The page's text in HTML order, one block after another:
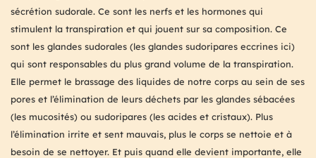
sécrétion sudorale. Ce sont les nerfs et les hormones qui
stimulent la transpiration et qui jouent sur sa composition. Ce
sont les glandes sudorales (les glandes sudoripares eccrines ici)
qui sont responsables du plus grand volume de la transpiration.
Elle permet le brassage des liquides de notre corps au sein de ses
pores et l’élimination de leurs déchets par les glandes sébacées
(les mucosités) ou sudoripares (les acides et cristaux). Plus
l’élimination irrite et sent mauvais, plus le corps se nettoie et à
besoin de se nettoyer. Et puis quand elle devient importante, elle